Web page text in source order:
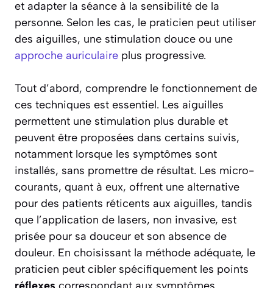
et adapter la séance à la sensibilité de la
personne. Selon les cas, le praticien peut utiliser
des aiguilles, une stimulation douce ou une
approche auriculaire plus progressive.
Tout d’abord, comprendre le fonctionnement de
ces techniques est essentiel. Les aiguilles
permettent une stimulation plus durable et
peuvent être proposées dans certains suivis,
notamment lorsque les symptômes sont
installés, sans promettre de résultat. Les micro-
courants, quant à eux, offrent une alternative
pour des patients réticents aux aiguilles, tandis
que l’application de lasers, non invasive, est
prisée pour sa douceur et son absence de
douleur. En choisissant la méthode adéquate, le
praticien peut cibler spécifiquement les points